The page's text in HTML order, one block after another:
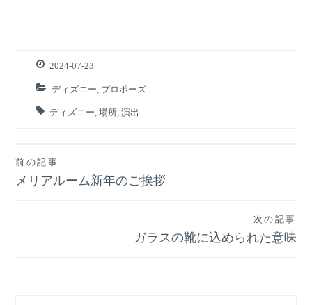
2024-07-23
ディズニー プロポーズ
ディズニー ,場所 ,演出
投
前の記事
メリアルーム新年のご挨拶
次の記事
ガラスの靴に込められた意味